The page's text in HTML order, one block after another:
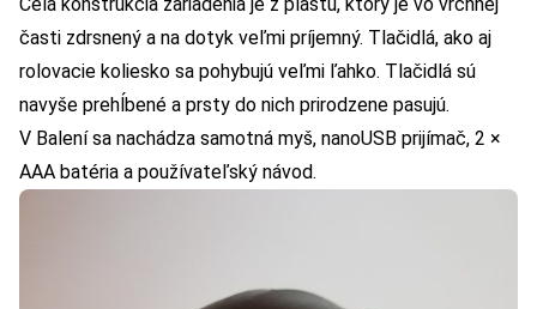
časti zdrsnený a na dotyk veľmi príjemný. Tlačidlá, ako aj
rolovacie koliesko sa pohybujú veľmi ľahko. Tlačidlá sú
navyše prehĺbené a prsty do nich prirodzene pasujú.
V Balení sa nachádza samotná myš, nanoUSB prijímač, 2 ×
AAA batéria a používateľský návod.